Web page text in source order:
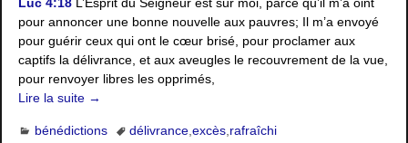
pour annoncer une bonne nouvelle aux pauvres; Il m’a envoyé
pour guérir ceux qui ont le cœur brisé, pour proclamer aux
captifs la délivrance, et aux aveugles le recouvrement de la vue,
pour renvoyer libres les opprimés,
Lire la suite →
bénédictions délivrance, excès, rafraîchi